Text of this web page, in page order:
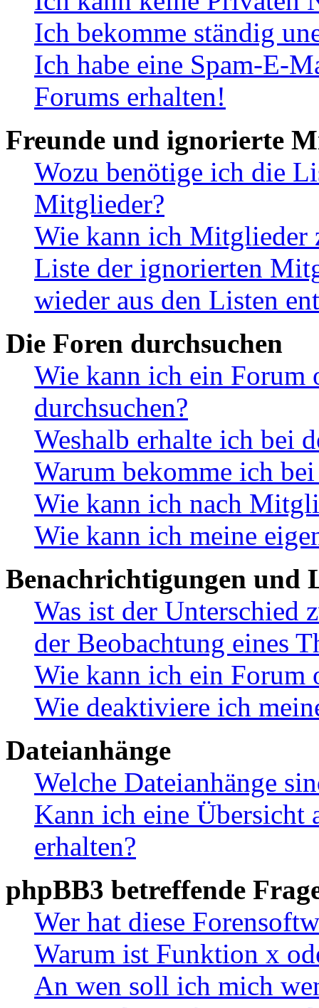
Ich bekomme ständig
Ich habe eine Spam-E-
Forums erhalten!
Freunde und ignorierte
Wozu benötige ich die
Mitglieder?
Wie kann ich Mitglieder
Liste der ignorierten
wieder aus den Listen
Die Foren durchsuchen
Wie kann ich ein Forum
durchsuchen?
Weshalb erhalte ich bei
Warum bekomme ich
Wie kann ich nach
Wie kann ich meine
Benachrichtigungen und
Was ist der Unterschied
der Beobachtung eines
Wie kann ich ein Forum
Wie deaktiviere ich
Dateianhänge
Welche Dateianhänge
Kann ich eine Übersicht
erhalten?
phpBB3 betreffende
Wer hat diese
Warum ist Funktion x
An wen soll ich mich